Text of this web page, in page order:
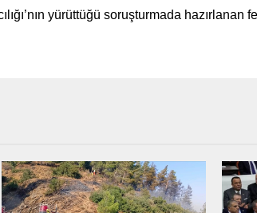
yürüttüğü soruşturmada hazırlanan